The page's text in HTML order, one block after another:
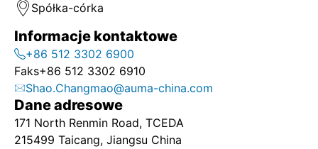
Spółka-córka
Informacje kontaktowe
+86 512 3302 6900
Faks+86 512 3302 6910
Shao.Changmao@auma-china.com
Dane adresowe
171 North Renmin Road, TCEDA
215499 Taicang, Jiangsu China